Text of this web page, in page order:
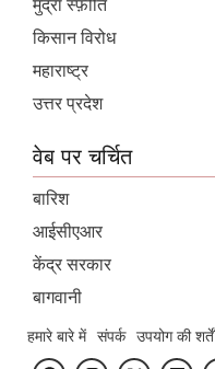
मुद्रा स्फ़ीति
किसान विरोध
महाराष्ट्र
उत्तर प्रदेश
वेब पर चर्चित
बारिश
आईसीएआर
केंद्र सरकार
बागवानी
हमारे बारे में संपर्क उपयोग की शर्तें